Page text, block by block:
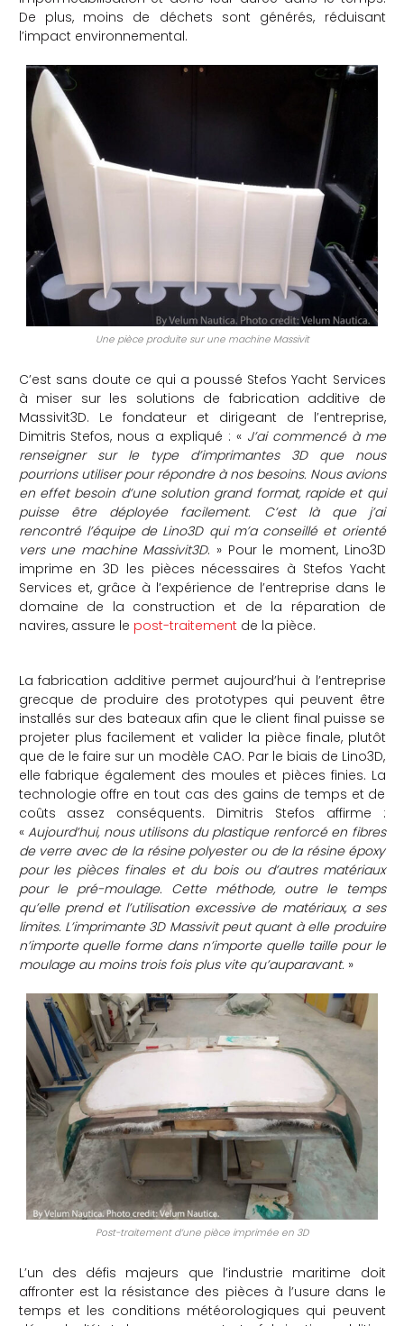
De plus, moins de déchets sont générés, réduisant
l’impact environnemental.
Une pièce produite sur une machine Massivit
C’est sans doute ce qui a poussé Stefos Yacht Services
à miser sur les solutions de fabrication additive de
Massivit3D. Le fondateur et dirigeant de l’entreprise,
Dimitris Stefos, nous a expliqué : « J’ai commencé à me
renseigner sur le type d’imprimantes 3D que nous
pourrions utiliser pour répondre à nos besoins. Nous avions
en effet besoin d’une solution grand format, rapide et qui
puisse être déployée facilement. C’est là que j’ai
rencontré l’équipe de Lino3D qui m’a conseillé et orienté
vers une machine Massivit3D. » Pour le moment, Lino3D
imprime en 3D les pièces nécessaires à Stefos Yacht
Services et, grâce à l’expérience de l’entreprise dans le
domaine de la construction et de la réparation de
navires, assure le post-traitement de la pièce.
La fabrication additive permet aujourd’hui à l’entreprise
grecque de produire des prototypes qui peuvent être
installés sur des bateaux afin que le client final puisse se
projeter plus facilement et valider la pièce finale, plutôt
que de le faire sur un modèle CAO. Par le biais de Lino3D,
elle fabrique également des moules et pièces finies. La
technologie offre en tout cas des gains de temps et de
coûts assez conséquents. Dimitris Stefos affirme :
« Aujourd’hui, nous utilisons du plastique renforcé en fibres
de verre avec de la résine polyester ou de la résine époxy
pour les pièces finales et du bois ou d’autres matériaux
pour le pré-moulage. Cette méthode, outre le temps
qu’elle prend et l’utilisation excessive de matériaux, a ses
limites. L’imprimante 3D Massivit peut quant à elle produire
n’importe quelle forme dans n’importe quelle taille pour le
moulage au moins trois fois plus vite qu’auparavant. »
Post-traitement d’une pièce imprimée en 3D
L’un des défis majeurs que l’industrie maritime doit
affronter est la résistance des pièces à l’usure dans le
temps et les conditions météorologiques qui peuvent